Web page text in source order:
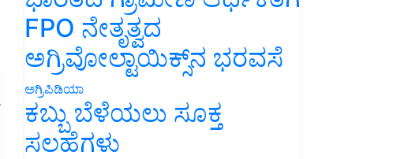
FPO ನೇತೃತ್ವದ
ಅಗ್ರಿವೋಲ್ಟಾಯಿಕ್ಸ್‌ನ ಭರವಸೆ
ಅಗ್ರಿಪಿಡಿಯಾ
ಕಬ್ಬು ಬೆಳೆಯಲು ಸೂಕ್ತ
ಸಲಹೆಗಳು